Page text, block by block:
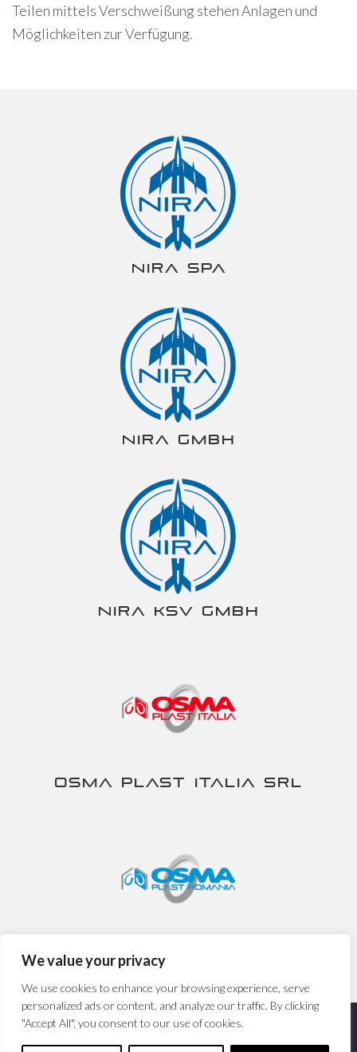
We value your privacy
We use cookies to enhance your browsing experience, serve
personalized ads or content, and analyze our traffic. By clicking
"Accept All", you consent to our use of cookies.
Teilen mittels Verschweißung stehen Anlagen und
Möglichkeiten zur Verfügung.
NIRA spa
NIRA gmbh
NIRA KSV gmbh
Osma Plast Italia srl
Osma Plast Romania srl